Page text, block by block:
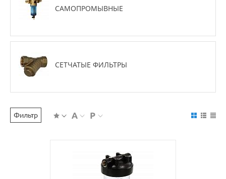
САМОПРОМЫВНЫЕ
СЕТЧАТЫЕ ФИЛЬТРЫ
Фильтр